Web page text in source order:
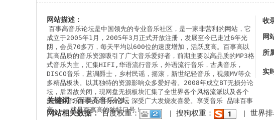
网站描述：
百事高音乐论坛是中国领先的专业音乐社区，是一家非营利的网站，它
成立于2005年1月，2005年3月正式开放注册，发展至今已走过6年光
阴，会员70多万，每天平均以600位的速度增加，活跃度高。百事高以
其高品质的音乐资源吸引了广大音乐爱好者，前期主要以高品质的MP3格
式音乐为主，汇集HIFI,华语流行音乐，外语流行音乐，古典音乐，
DISCO音乐，蓝调爵士，乡村民谣，摇滚，新世纪轻音乐，视频MV等众
多精品板块。以其独特的资源影响众多爱好者。2008年成立BT无损分论
坛，后因故关闭，现网盘无损板块汇集了全世界各个风格流派以及各个
地区的音乐种类介绍与分享，深受广大发烧友喜爱。享受音乐 品味百事
高 －－就是百事高的独特口号！
收
网
所
实
关键词：百事高音乐论坛
网站相关数据： 百度权重： | 搜狗权重： | 世界